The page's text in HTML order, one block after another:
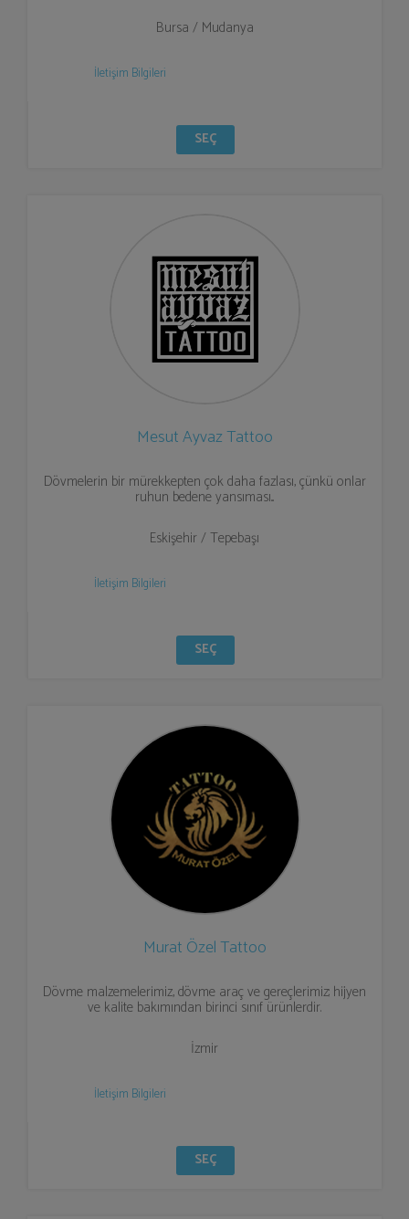
Bursa / Mudanya
İletişim Bilgileri
SEÇ
Mesut Ayvaz Tattoo
Dövmelerin bir mürekkepten çok daha fazlası, çünkü onlar
ruhun bedene yansıması...
Eskişehir / Tepebaşı
İletişim Bilgileri
SEÇ
Murat Özel Tattoo
Dövme malzemelerimiz, dövme araç ve gereçlerimiz; hijyen
ve kalite bakımından birinci sınıf ürünlerdir.
İzmir
İletişim Bilgileri
SEÇ